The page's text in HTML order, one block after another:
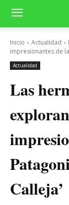
Inicio Actualidad
impresionantes de
Actualidad
Las
Calleja’